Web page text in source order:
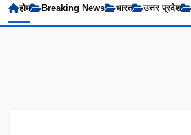
होम Breaking News भारत उत्तर प्रदेश